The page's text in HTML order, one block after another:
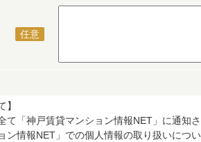
任意
】
て「神戸賃貸マンション情報NET」に通知さ
ン情報NET」での個人情報の取り扱いにつ